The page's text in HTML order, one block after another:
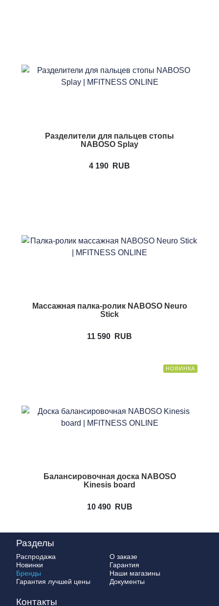
Разделители для пальцев стопы
NABOSO Splay
4 190 RUB
Массажная палка-ролик NABOSO Neuro
Stick
11 590 RUB
НОВИНКА
Балансировочная доска NABOSO
Kinesis board
10 490 RUB
Разделы
Распродажа
Новинки
Бренды
Гарантия лучшей цены
О заказе
Гарантия
Наши магазины
Документы
Контакты